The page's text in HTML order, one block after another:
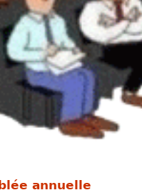
annuelle